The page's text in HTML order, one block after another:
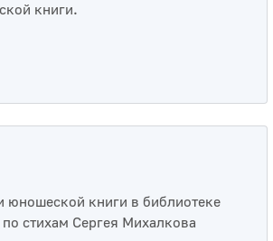
книги.
юношеской книги в библиотеке
стихам Сергея Михалкова